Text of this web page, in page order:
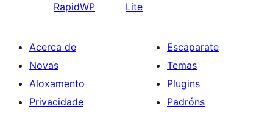
RapidWP
Lite
Acerca de
Novas
Aloxamento
Privacidade
Escaparate
Temas
Plugins
Padróns